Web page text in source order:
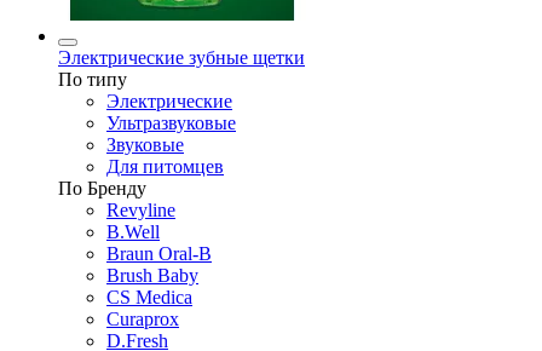
Электрические зубные щетки
По типу
Электрические
Ультразвуковые
Звуковые
Для питомцев
По Бренду
Revyline
B.Well
Braun Oral-B
Brush Baby
CS Medica
Curaprox
D.Fresh